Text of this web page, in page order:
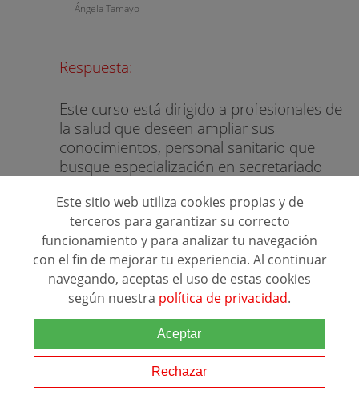
Ángela Tamayo
Respuesta:
Este curso está dirigido a profesionales de
la salud que deseen ampliar sus
conocimientos, personal sanitario que
busque especialización en secretariado
desarrollar su carrera en este campo con
alta demanda laboral.
¿Qué habilidades y conocimientos
adquirirá un estudiante al finalizar?
Este sitio web utiliza cookies propias y de
terceros para garantizar su correcto
funcionamiento y para analizar tu navegación
con el fin de mejorar tu experiencia. Al continuar
navegando, aceptas el uso de estas cookies
según nuestra política de privacidad.
Aceptar
Rechazar